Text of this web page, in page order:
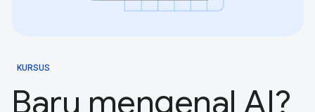
KURSUS
Baru mengenal AI?